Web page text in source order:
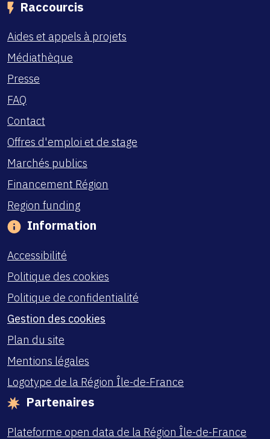
Raccourcis
Aides et appels à projets
Médiathèque
Presse
FAQ
Contact
Offres d'emploi et de stage
Marchés publics
Financement Région
Region funding
Information
Accessibilité
Politique des cookies
Politique de confidentialité
Gestion des cookies
Plan du site
Mentions légales
Logotype de la Région Île-de-France
Partenaires
Plateforme open data de la Région Île-de-France